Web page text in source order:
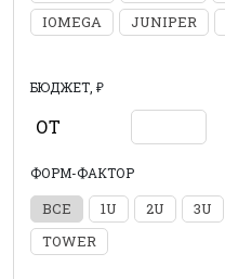
IOMEGA
JUNIPER
БЮДЖЕТ, ₽
ОТ
ФОРМ-ФАКТОР
ВСЕ 1U 2U 3U
TOWER